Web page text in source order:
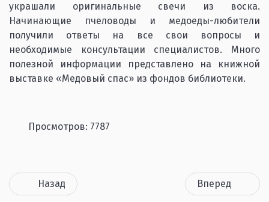
украшали оригинальные свечи из воска.
Начинающие пчеловоды и медоеды-любители
получили ответы на все свои вопросы и
необходимые консультации специалистов. Много
полезной информации представлено на книжной
выставке «Медовый спас» из фондов библиотеки.
Просмотров: 7787
Назад Вперед